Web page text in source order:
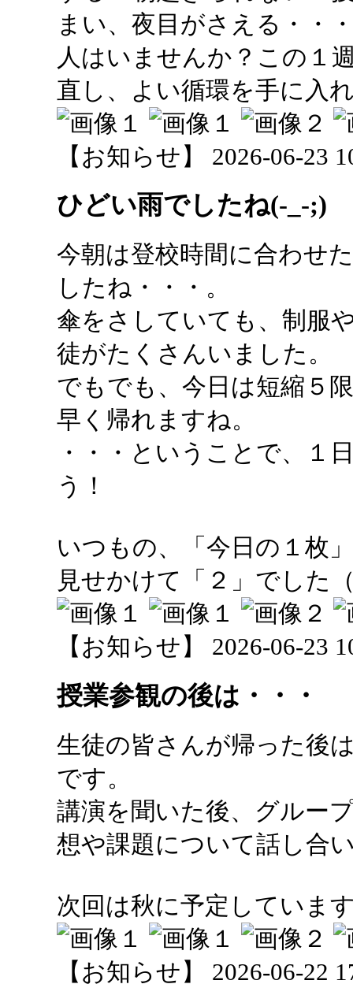
まい、夜目がさえる・・
人はいませんか？この１
直し、よい循環を手に入
【お知らせ】 2026-06-23
ひどい雨でしたね(-_-;)
今朝は登校時間に合わせ
したね・・・。
傘をさしていても、制服
徒がたくさんいました。
でもでも、今日は短縮５
早く帰れますね。
・・・ということで、１
う！
いつもの、「今日の１枚
見せかけて「２」でした
【お知らせ】 2026-06-23
授業参観の後は・・・
生徒の皆さんが帰った後
です。
講演を聞いた後、グルー
想や課題について話し合
次回は秋に予定していま
【お知らせ】 2026-06-22